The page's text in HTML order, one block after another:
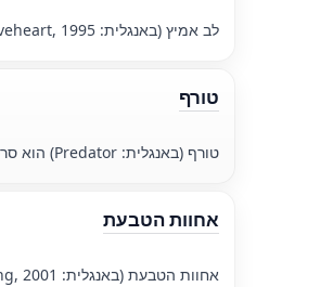
לב אמיץ (באנגלית: Braveheart, 1995) היא דרמה אפית על מאבקו של הסקוטי ויליאם וולאס לעצמאות ארצו מהשלטון האנגלי במאה ה-13.
טורף
טורף (באנגלית: Predator) הוא סרט פעולה צבאי 1987 בו חוליה מובחרת של חיילים נתקלת בטורף חייזרי בלתי נראה בג 'ונגלים של מרכז אמריקה, שם כל אחד מהם הופך לטרף.
אחוות הטבעת
אחוות הטבעת (באנגלית: The Fellowship of the Ring, 2001) הוא החלק הראשון בטרילוגיית שר הטבעות.